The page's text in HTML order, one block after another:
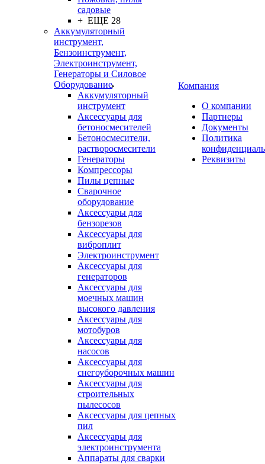
садовые
+ ЕЩЕ 28
Аккумуляторный
инструмент,
Бензоинструмент,
Электроинструмент,
Генераторы и Силовое
Оборудование
Аккумуляторный
инструмент
Аксессуары для
бетоносмесителей
Бетоносмесители,
растворосмесители
Генераторы
Компрессоры
Пилы цепные
Сварочное
оборудование
Аксессуары для
бензорезов
Аксессуары для
виброплит
Электроинструмент
Аксессуары для
генераторов
Аксессуары для
моечных машин
высокого давления
Аксессуары для
мотобуров
Аксессуары для
насосов
Аксессуары для
снегоуборочных машин
Аксессуары для
строительных
пылесосов
Аксессуары для цепных
пил
Аксессуары для
электроинструмента
Аппараты для сварки
Компания
О компании
Партнеры
Документы
Политика
Реквизиты